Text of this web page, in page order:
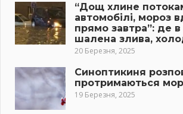
“Дощ хлине
автомобілі, мороз
прямо завтра”: де в
шалена злива,
20 Березня, 2025
Синоптикиня
протримаються
19 Березня, 2025